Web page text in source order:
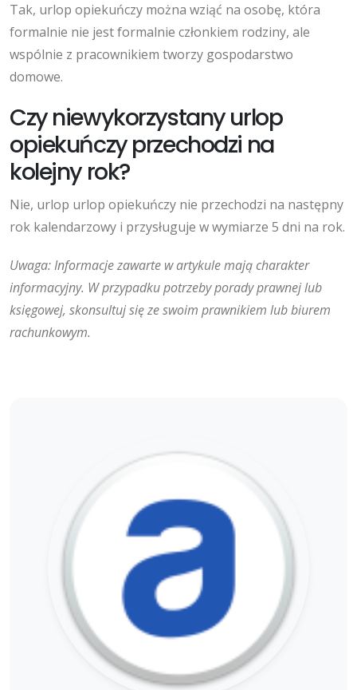
Tak, urlop opiekuńczy można wziąć na osobę, która
formalnie nie jest formalnie członkiem rodziny, ale
wspólnie z pracownikiem tworzy gospodarstwo
domowe.
Czy niewykorzystany urlop
opiekuńczy przechodzi na
kolejny rok?
Nie, urlop urlop opiekuńczy nie przechodzi na następny
rok kalendarzowy i przysługuje w wymiarze 5 dni na rok.
Uwaga: Informacje zawarte w artykule mają charakter
informacyjny. W przypadku potrzeby porady prawnej lub
księgowej, skonsultuj się ze swoim prawnikiem lub biurem
rachunkowym.